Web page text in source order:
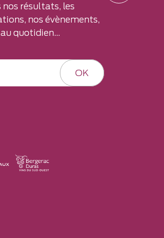
résultats, les
nos évènements,
quotidien...
OK